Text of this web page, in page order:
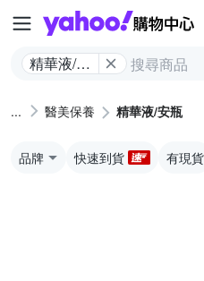
精華液/安
醫美保養 精華液/安瓶
品牌 快速到貨 有現貨